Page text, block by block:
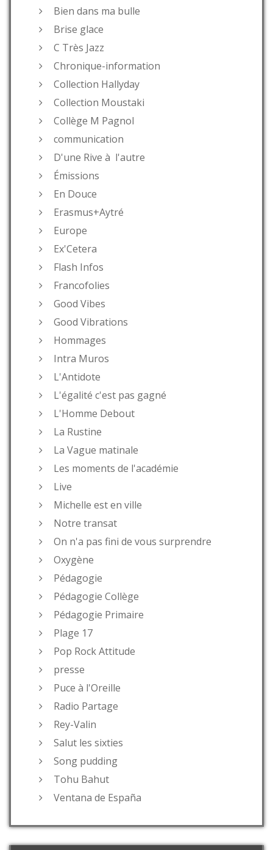
Bien dans ma bulle
Brise glace
C Très Jazz
Chronique-information
Collection Hallyday
Collection Moustaki
Collège M Pagnol
communication
D'une Rive à l'autre
Émissions
En Douce
Erasmus+Aytré
Europe
Ex'Cetera
Flash Infos
Francofolies
Good Vibes
Good Vibrations
Hommages
Intra Muros
L'Antidote
L'égalité c'est pas gagné
L'Homme Debout
La Rustine
La Vague matinale
Les moments de l'académie
Live
Michelle est en ville
Notre transat
On n'a pas fini de vous surprendre
Oxygène
Pédagogie
Pédagogie Collège
Pédagogie Primaire
Plage 17
Pop Rock Attitude
presse
Puce à l'Oreille
Radio Partage
Rey-Valin
Salut les sixties
Song pudding
Tohu Bahut
Ventana de España